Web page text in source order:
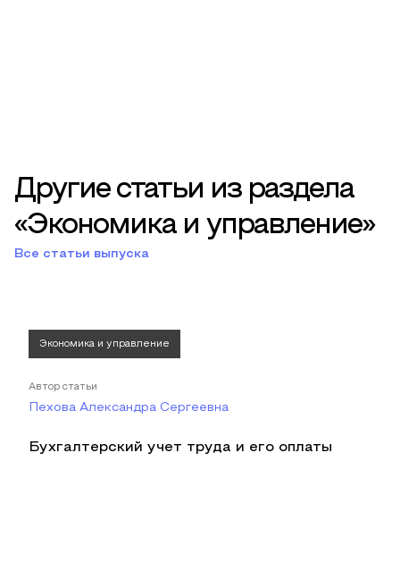
Другие статьи из раздела
«Экономика и управление»
Все статьи выпуска
Экономика и управление
Автор статьи
Пехова Александра Сергеевна
Бухгалтерский учет труда и его оплаты